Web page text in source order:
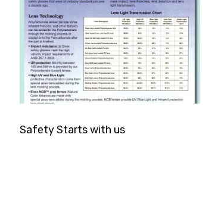
Safety Starts with us